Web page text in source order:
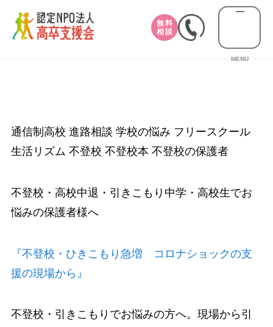
無料
相談
MENU
通信制高校 進路相談 学校の悩み フリースクール
生活リズム 不登校 不登校本 不登校の保護者
不登校・高校中退・引きこもり中学・高校生でお
悩みの保護者様へ
『不登校・ひきこもり急増 コロナショックの支
援の現場から』
不登校・引きこもりでお悩みの方へ。現場から引